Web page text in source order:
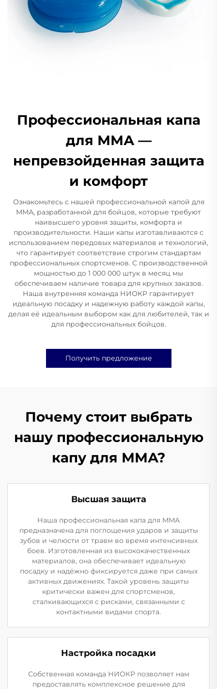
Профессиональная капа
для ММА —
непревзойденная защита
и комфорт
Ознакомьтесь с нашей профессиональной капой для
ММА, разработанной для бойцов, которые требуют
наивысшего уровня защиты, комфорта и
производительности. Наши капы изготавливаются с
использованием передовых материалов и технологий,
что гарантирует соответствие строгим стандартам
профессиональных спортсменов. С производственной
мощностью до 1 000 000 штук в месяц мы
обеспечиваем наличие товара для крупных заказов.
Наша внутренняя команда НИОКР гарантирует
идеальную посадку и надежную работу каждой капы,
делая её идеальным выбором как для любителей, так и
для профессиональных бойцов.
Получить предложение
Почему стоит выбрать
нашу профессиональную
капу для ММА?
Высшая защита
Наша профессиональная капа для ММА
предназначена для поглощения ударов и защиты
зубов и челюсти от травм во время интенсивных
боев. Изготовленная из высококачественных
материалов, она обеспечивает идеальную
посадку и надёжно фиксируется даже при самых
активных движениях. Такой уровень защиты
критически важен для спортсменов,
сталкивающихся с рисками, связанными с
контактными видами спорта.
Настройка посадки
Собственная команда НИОКР позволяет нам
предоставлять комплексное решение для